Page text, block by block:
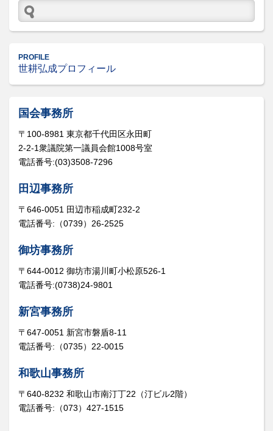
PROFILE
世耕弘成プロフィール
国会事務所
〒100-8981 東京都千代田区永田町
2-2-1衆議院第一議員会館1008号室
電話番号:(03)3508-7296
田辺事務所
〒646-0051 田辺市稲成町232-2
電話番号:（0739）26-2525
御坊事務所
〒644-0012 御坊市湯川町小松原526-1
電話番号:(0738)24-9801
新宮事務所
〒647-0051 新宮市磐盾8-11
電話番号:（0735）22-0015
和歌山事務所
〒640-8232 和歌山市南汀丁22（汀ビル2階）
電話番号:（073）427-1515